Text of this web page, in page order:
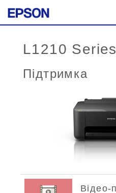
L1210 Series
Підтримка